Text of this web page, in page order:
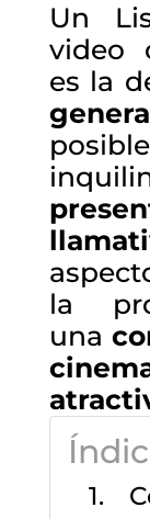
Un
video
es la
la
una